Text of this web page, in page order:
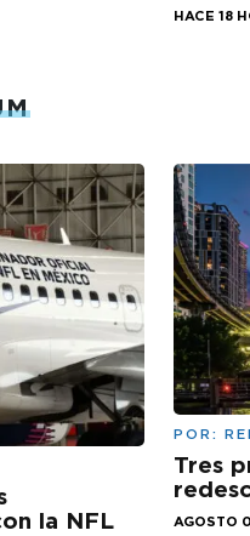
HACE 18
la NFL
POR:
Tres
AGOSTO